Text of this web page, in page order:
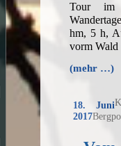
Tour im
hm, 5 h,
vorm
(mehr …)
18. Juni
2017